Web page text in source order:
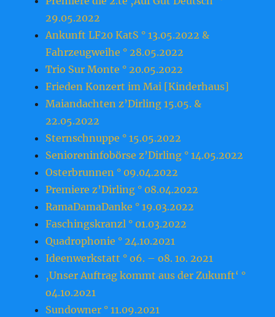
29.05.2022
Ankunft LF20 KatS ° 13.05.2022 &
Fahrzeugweihe ° 28.05.2022
Trio Sur Monte ° 20.05.2022
Frieden Konzert im Mai [Kinderhaus]
Maiandachten z’Dirling 15.05. &
22.05.2022
Sternschnuppe ° 15.05.2022
Senioreninfobörse z’Dirling ° 14.05.2022
Osterbrunnen ° 09.04.2022
Premiere z’Dirling ° 08.04.2022
RamaDamaDanke ° 19.03.2022
Faschingskranzl ° 01.03.2022
Quadrophonie ° 24.10.2021
Ideenwerkstatt ° o6. – o8. 1o. 2o21
‚Unser Auftrag kommt aus der Zukunft‘ °
o4.1o.2o21
Sundowner ° 11.09.2021